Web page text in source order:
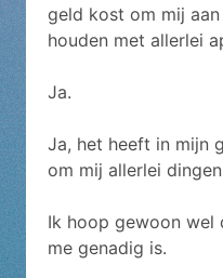
geld kost om mij
houden met allerlei
Ja.
Ja, het heeft in mijn
om mij allerlei
Ik hoop gewoon wel
me genadig is.